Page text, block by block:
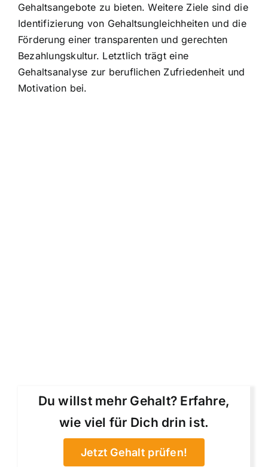
Gehaltsangebote zu bieten. Weitere Ziele sind die
Identifizierung von Gehaltsungleichheiten und die
Förderung einer transparenten und gerechten
Bezahlungskultur. Letztlich trägt eine
Gehaltsanalyse zur beruflichen Zufriedenheit und
Motivation bei.
Du willst mehr Gehalt? Erfahre,
wie viel für Dich drin ist.
Jetzt Gehalt prüfen!